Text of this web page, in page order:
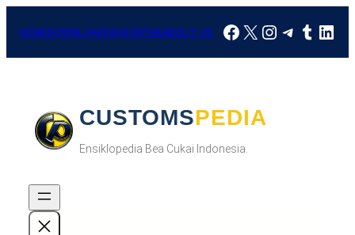
HOMEDOWNLOADFAQKONTAKABOUT US Facebook
X Instagram
CUSTOMSPEDIA
Ensiklopedia Bea Cukai Indonesia.